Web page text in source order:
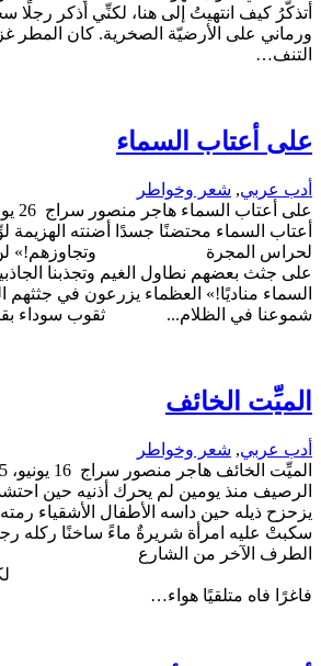
أتذكَّرُ كيف انتهيتُ إلى هنا، لكنِّي أذكر
ورماني على الأرضيّة الصخرية. كان المطر
التنف…
على أعتاب السماء
أدب عربي, شعر وخواطر
أعتاب السماء محتضنًا جسدًا أضنته الهزيمة
لحراس المجرة وتجاوزهم!» لن
على جثث بعضهم نطاول الغيم وتجذبنا
السماء مناديًا!» العظماء يزرعون في جثثهم
شموعنا في الظلام... ثقوب سوداء
الميِّت الخائف
أدب عربي, شعر وخواطر
الرصيف منذ يومين لم يحرك أذنيه حين
يزحزح ذيله حين داسه الأطفال الأشقياء
سكبتْ عليه امرأة شريرةٌ ماءً ساخنًا ركله
الطرف الآخر من الشارع
لكنه لم
فاغرًا فاه متلقيًا هواء…